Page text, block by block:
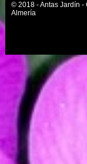
© 2018 - Antas Jardín -
Almería